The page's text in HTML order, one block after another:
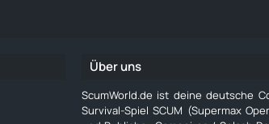
Über uns
ScumWorld.de ist deine deutsche
Survival-Spiel SCUM (Supermax